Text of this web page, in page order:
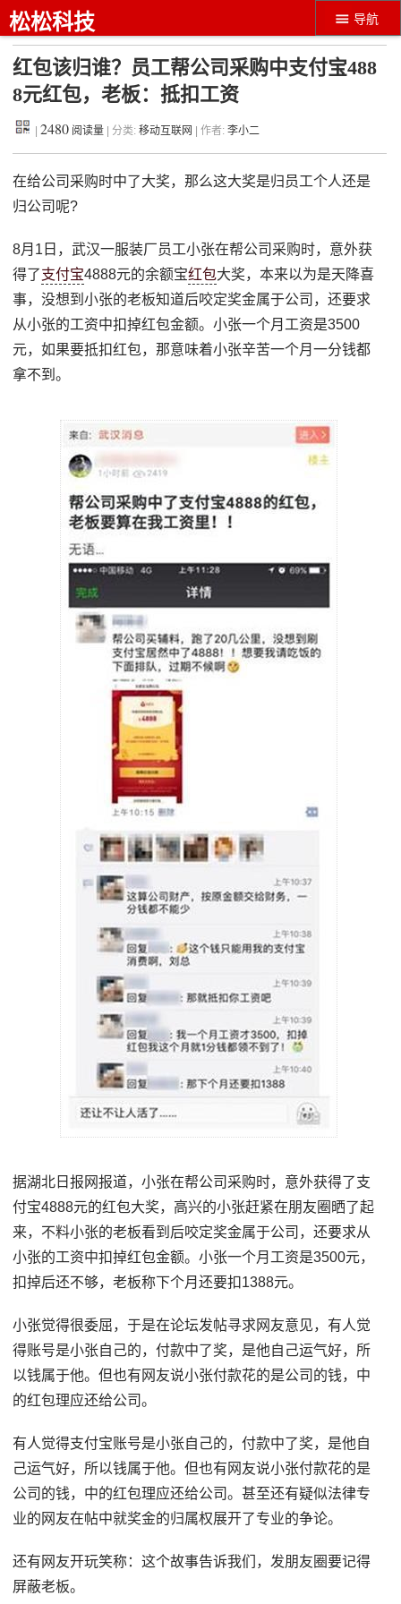
导航
松松科技
红包该归谁？员工帮公司采购中支付宝488
8元红包，老板：抵扣工资
|2480 阅读量 | 分类:移动互联网 | 作者:李小二
在给公司采购时中了大奖，那么这大奖是归员工个人还是
归公司呢?
8月1日，武汉一服装厂员工小张在帮公司采购时，意外获
得了支付宝4888元的余额宝红包大奖，本来以为是天降喜
事，没想到小张的老板知道后咬定奖金属于公司，还要求
从小张的工资中扣掉红包金额。小张一个月工资是3500
元，如果要抵扣红包，那意味着小张辛苦一个月一分钱都
拿不到。
据湖北日报网报道，小张在帮公司采购时，意外获得了支
付宝4888元的红包大奖，高兴的小张赶紧在朋友圈晒了起
来，不料小张的老板看到后咬定奖金属于公司，还要求从
小张的工资中扣掉红包金额。小张一个月工资是3500元，
扣掉后还不够，老板称下个月还要扣1388元。
小张觉得很委屈，于是在论坛发帖寻求网友意见，有人觉
得账号是小张自己的，付款中了奖，是他自己运气好，所
以钱属于他。但也有网友说小张付款花的是公司的钱，中
的红包理应还给公司。
有人觉得支付宝账号是小张自己的，付款中了奖，是他自
己运气好，所以钱属于他。但也有网友说小张付款花的是
公司的钱，中的红包理应还给公司。甚至还有疑似法律专
业的网友在帖中就奖金的归属权展开了专业的争论。
还有网友开玩笑称：这个故事告诉我们，发朋友圈要记得
屏蔽老板。